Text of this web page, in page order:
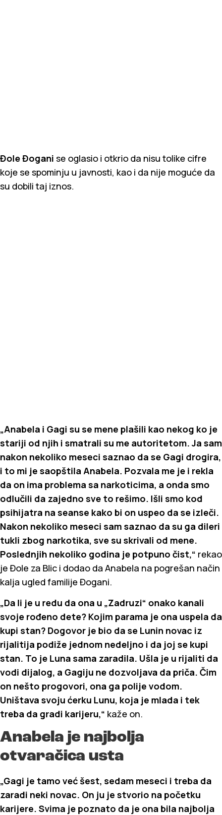
Đole Đogani se oglasio i otkrio da nisu tolike cifre
koje se spominju u javnosti, kao i da nije moguće da
su dobili taj iznos.
„Anabela i Gagi su se mene plašili kao nekog ko je
stariji od njih i smatrali su me autoritetom. Ja sam
nakon nekoliko meseci saznao da se Gagi drogira,
i to mi je saopštila Anabela. Pozvala me je i rekla
da on ima problema sa narkoticima, a onda smo
odlučili da zajedno sve to rešimo. Išli smo kod
psihijatra na seanse kako bi on uspeo da se izleči.
Nakon nekoliko meseci sam saznao da su ga dileri
tukli zbog narkotika, sve su skrivali od mene.
Poslednjih nekoliko godina je potpuno čist,“ rekao
je Đole za Blic i dodao da Anabela na pogrešan način
kalja ugled familije Đogani.
„Da li je u redu da ona u „Zadruzi“ onako kanali
svoje rođeno dete? Kojim parama je ona uspela da
kupi stan? Dogovor je bio da se Lunin novac iz
rijalitija podiže jednom nedeljno i da joj se kupi
stan. To je Luna sama zaradila. Ušla je u rijaliti da
vodi dijalog, a Gagiju ne dozvoljava da priča. Čim
on nešto progovori, ona ga polije vodom.
Uništava svoju ćerku Lunu, koja je mlada i tek
treba da gradi karijeru,“ kaže on.
Anabela je najbolja
otvaračica usta
„Gagi je tamo već šest, sedam meseci i treba da
zaradi neki novac. On ju je stvorio na početku
karijere. Svima je poznato da je ona bila najbolja